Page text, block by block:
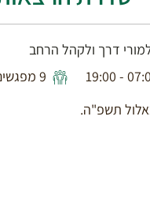
דרך ולקהל הרחב
07:00 - 9 מפגשים